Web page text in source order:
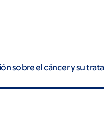
sobre el cáncer y su